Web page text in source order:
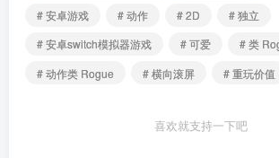
# 安卓游戏
# 动作 # 2D
# 独立
# 安卓switch模拟器游戏
# 可爱 # 类
# 动作类 Rogue
# 横向滚屏 # 重玩价值
喜欢就支持一下吧